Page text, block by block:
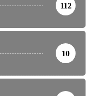
112
10